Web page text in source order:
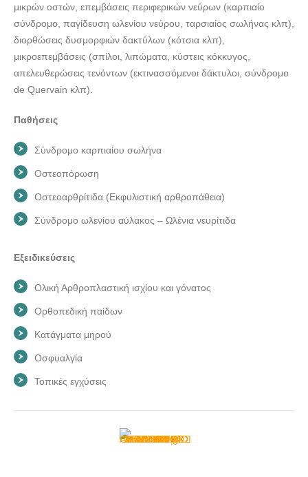
μικρών οστών, επεμβάσεις περιφερικών νεύρων (καρπιαίο
σύνδρομο, παγίδευση ωλενίου νεύρου, ταρσιαίος σωλήνας κλπ),
διορθώσεις δυσμορφιών δακτύλων (κότσια κλπ),
μικροεπεμβάσεις (σπίλοι, λιπώματα, κύστεις κόκκυγος,
απελευθερώσεις τενόντων (εκτινασσόμενοι δάκτυλοι, σύνδρομο
de Quervain κλπ).
Παθήσεις
Σύνδρομο καρπιαίου σωλήνα
Οστεοπόρωση
Οστεοαρθρίτιδα (Εκφυλιστική αρθροπάθεια)
Σύνδρομο ωλενίου αύλακος – Ωλένια νευρίτιδα
Εξειδικεύσεις
Ολική Αρθροπλαστική ισχίου και γόνατος
Ορθοπεδική παίδων
Κατάγματα μηρού
Οσφυαλγία
Τοπικές εγχύσεις